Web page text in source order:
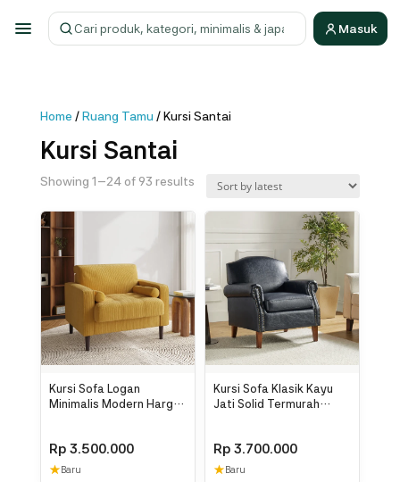
Cari produk Masuk
Home /Ruang Tamu / Kursi Santai
Kursi Santai
Showing 1–24 of 93 resultsSorted
latest
Kursi Sofa Logan
Minimalis Modern Harga
Rp3.500.000
★Baru
Kursi Sofa Klasik Kayu
Jati Solid Termurah
Rp3.700.000
★Baru